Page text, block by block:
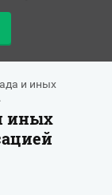
и иных
иных